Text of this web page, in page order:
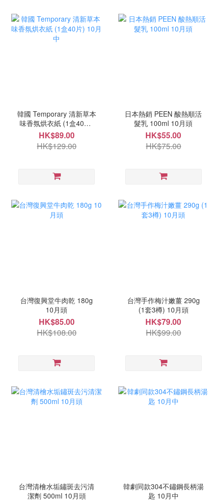
韓國 Temporary 清新草本
味香氛烘衣紙 (1盒40片)
10月中
HK$89.00
HK$129.00
日本熱銷 PEEN 酸熱順活
髮乳 100ml 10月頭
HK$55.00
HK$75.00
台灣復興堂牛肉乾 180g
10月頭
HK$85.00
HK$108.00
台灣手作梅汁嫩薑 290g
(1套3樽) 10月頭
HK$79.00
HK$99.00
台灣清檜水垢鏽斑去污清
潔劑 500ml 10月頭
韓劇同款304不鏽鋼長柄湯
匙 10月中